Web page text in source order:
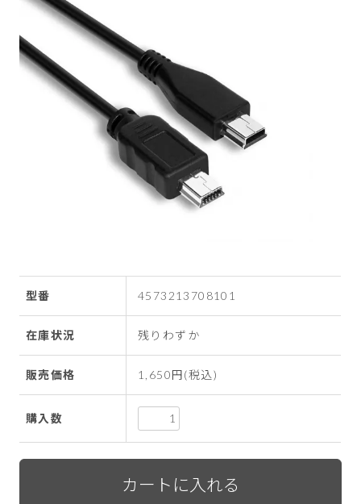
型番 4573213708101
在庫状況 残りわずか
販売価格 1,650円(税込)
購入数